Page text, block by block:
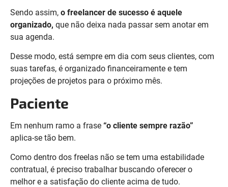
Sendo assim, o freelancer de sucesso é aquele
organizado, que não deixa nada passar sem anotar em
sua agenda.
Desse modo, está sempre em dia com seus clientes, com
suas tarefas, é organizado financeiramente e tem
projeções de projetos para o próximo mês.
Paciente
Em nenhum ramo a frase “o cliente sempre razão”
aplica-se tão bem.
Como dentro dos freelas não se tem uma estabilidade
contratual, é preciso trabalhar buscando oferecer o
melhor e a satisfação do cliente acima de tudo.